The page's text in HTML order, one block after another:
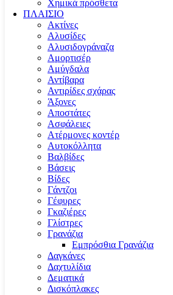
Χημικά πρόσθετα
ΠΛΑΙΣΙΟ
Ακτίνες
Αλυσίδες
Αλυσιδογράναζα
Αμορτισέρ
Αμύγδαλα
Αντίβαρα
Αντιρίδες σχάρας
Άξονες
Αποστάτες
Ασφάλειες
Ατέρμονες κοντέρ
Αυτοκόλλητα
Βαλβίδες
Βάσεις
Βίδες
Γάντζοι
Γέφυρες
Γκαζιέρες
Γλίστρες
Γρανάζια
Εμπρόσθια Γρανάζια
Δαγκάνες
Δαχτυλίδια
Δεματικά
Δισκόπλακες